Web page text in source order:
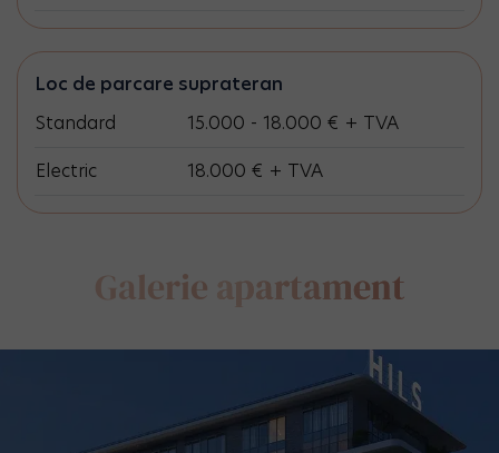
Loc de parcare suprateran
Standard
15.000 - 18.000 € + TVA
Electric
18.000 € + TVA
Galerie apartament